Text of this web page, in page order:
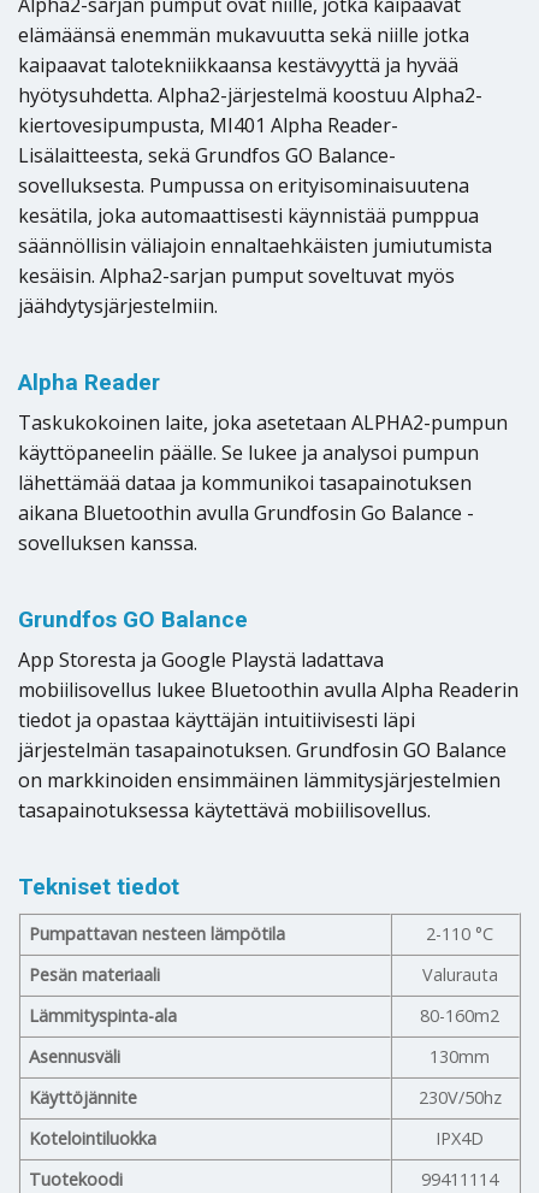
elämäänsä enemmän mukavuutta sekä niille jotka
kaipaavat talotekniikkaansa kestävyyttä ja hyvää
hyötysuhdetta. Alpha2-järjestelmä koostuu Alpha2-
kiertovesipumpusta, MI401 Alpha Reader-
Lisälaitteesta, sekä Grundfos GO Balance-
sovelluksesta. Pumpussa on erityisominaisuutena
kesätila, joka automaattisesti käynnistää pumppua
säännöllisin väliajoin ennaltaehkäisten jumiutumista
kesäisin. Alpha2-sarjan pumput soveltuvat myös
jäähdytysjärjestelmiin.
Alpha Reader
Taskukokoinen laite, joka asetetaan ALPHA2-pumpun
käyttöpaneelin päälle. Se lukee ja analysoi pumpun
lähettämää dataa ja kommunikoi tasapainotuksen
aikana Bluetoothin avulla Grundfosin Go Balance -
sovelluksen kanssa.
Grundfos GO Balance
App Storesta ja Google Playstä ladattava
mobiilisovellus lukee Bluetoothin avulla Alpha Readerin
tiedot ja opastaa käyttäjän intuitiivisesti läpi
järjestelmän tasapainotuksen. Grundfosin GO Balance
on markkinoiden ensimmäinen lämmitysjärjestelmien
tasapainotuksessa käytettävä mobiilisovellus.
Tekniset tiedot
Pumpattavan nesteen lämpötila
2-110 °C
Pesän materiaali
Valurauta
Lämmityspinta-ala
80-160m2
Asennusväli
130mm
Käyttöjännite
230V/50hz
Kotelointiluokka
IPX4D
Tuotekoodi
99411114